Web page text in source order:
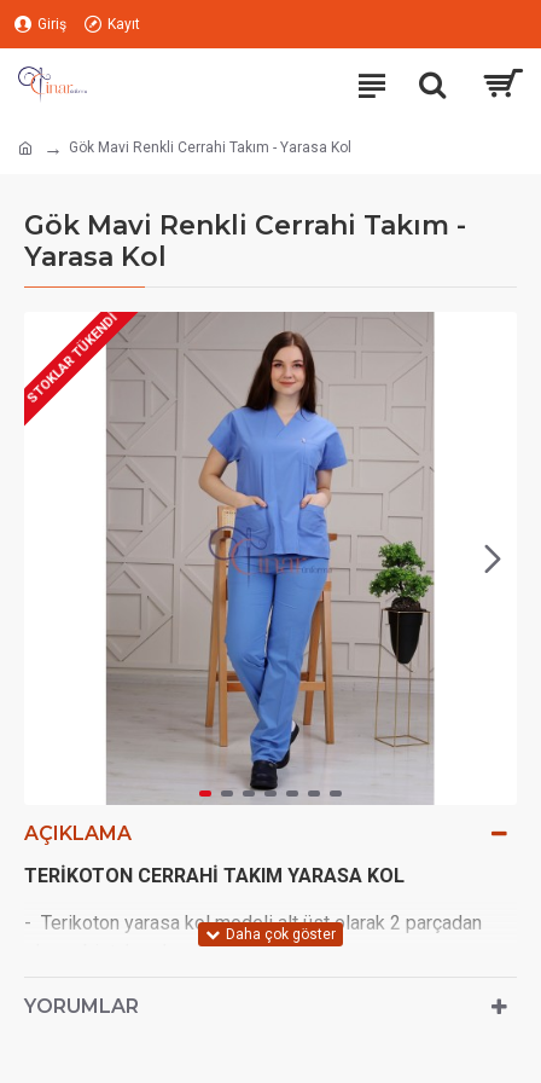
Giriş Kayıt
Gök Mavi Renkli Cerrahi Takım - Yarasa Kol
Gök Mavi Renkli Cerrahi Takım -
Yarasa Kol
STOKLAR TÜKENDI
AÇIKLAMA
TERİKOTON CERRAHİ TAKIM YARASA KOL
- Terikoton yarasa kol modeli alt üst olarak 2 parçadan
- Bedenlerimiz UNISEX'tir.
YORUMLAR